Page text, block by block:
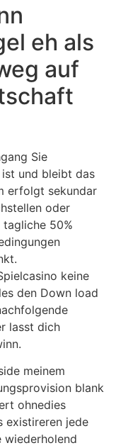
eh als
auf
Sie
und bleibt das
erfolgt sekundar
oder
50%
keine
den Down load
lasst dich
meinem
blank
ohnedies
existireren jede
wiederholend